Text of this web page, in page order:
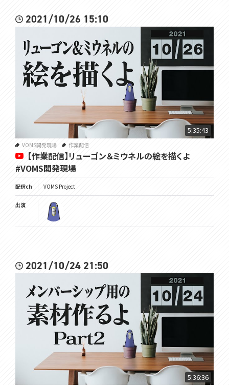
2021/10/26 15:10
5:35:43
VOMS開発現場 作業配信
【作業配信】リューゴン＆ミウネルの絵を描くよ
#VOMS開発現場
配信ch VOMS Project
出演
2021/10/24 21:50
5:36:36